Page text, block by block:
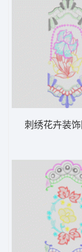
刺绣花卉装